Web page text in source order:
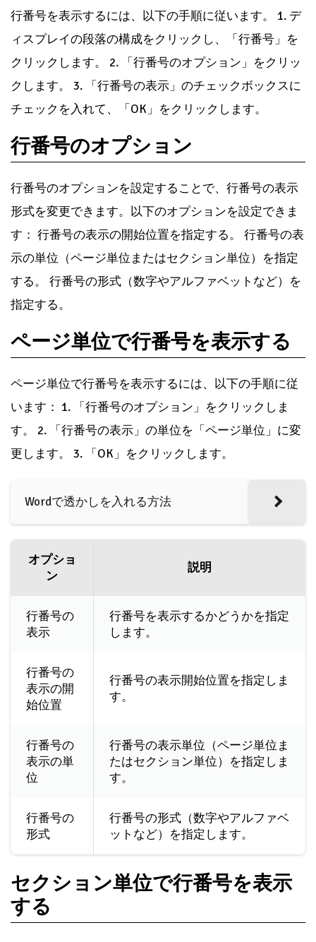
行番号を表示するには、以下の手順に従います。 1. デ
ィスプレイの段落の構成をクリックし、「行番号」を
クリックします。 2. 「行番号のオプション」をクリッ
クします。 3. 「行番号の表示」のチェックボックスに
チェックを入れて、「OK」をクリックします。
行番号のオプション
行番号のオプションを設定することで、行番号の表示
形式を変更できます。以下のオプションを設定できま
す： 行番号の表示の開始位置を指定する。 行番号の表
示の単位（ページ単位またはセクション単位）を指定
する。 行番号の形式（数字やアルファベットなど）を
指定する。
ページ単位で行番号を表示する
ページ単位で行番号を表示するには、以下の手順に従
います： 1. 「行番号のオプション」をクリックしま
す。 2. 「行番号の表示」の単位を「ページ単位」に変
更します。 3. 「OK」をクリックします。
Wordで透かしを入れる方法
オプショ
ン
説明
行番号の
表示
行番号を表示するかどうかを指定
します。
行番号の
表示の開
始位置
行番号の表示開始位置を指定しま
す。
行番号の
表示の単
位
行番号の表示単位（ページ単位ま
たはセクション単位）を指定しま
す。
行番号の
形式
行番号の形式（数字やアルファベ
ットなど）を指定します。
セクション単位で行番号を表示
する